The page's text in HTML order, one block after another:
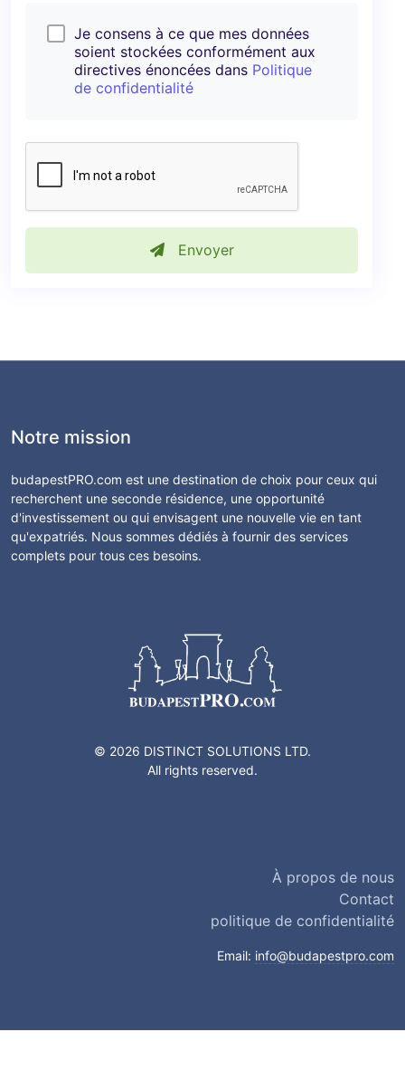
Je consens à ce que mes données
soient stockées conformément aux
directives énoncées dans Politique
de confidentialité
Envoyer
Notre mission
budapestPRO.com est une destination de choix pour ceux qui
recherchent une seconde résidence, une opportunité
d'investissement ou qui envisagent une nouvelle vie en tant
qu'expatriés. Nous sommes dédiés à fournir des services
complets pour tous ces besoins.
© 2026 DISTINCT SOLUTIONS LTD.
All rights reserved.
À propos de nous
Contact
politique de confidentialité
Email: info@budapestpro.com